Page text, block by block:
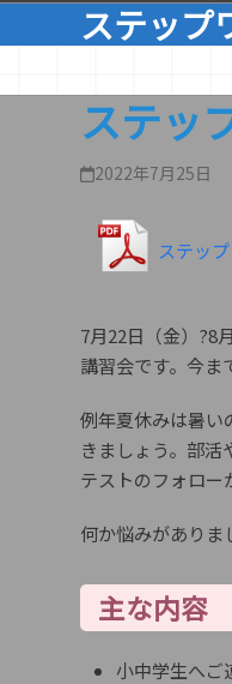
ステップ
ステッ
2022年7月25日
ステッ
7月22日（金）?8
講習会です。今ま
例年夏休みは暑い
きましょう。部
テストのフォロー
何か悩みがありま
主な内容
小中学生へご